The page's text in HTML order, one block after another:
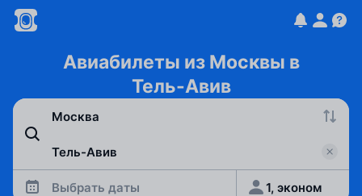
Авиабилеты из Москвы в
Тель-Авив
Выбрать даты 1, эконом